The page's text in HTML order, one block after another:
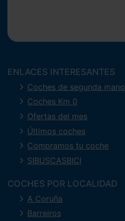
ENLACES INTERESANTES
Coches de segunda mano
Coches Km 0
Ofertas del mes
Últimos coches
Compramos tu coche
SIBUSCASBICI
COCHES POR LOCALIDAD
A Coruña
Barreiros